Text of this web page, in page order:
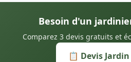
Besoin d'un
Comparez 3 devis gratuits et
📋 Devis